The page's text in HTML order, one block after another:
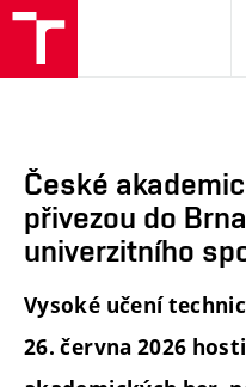
České
přivezou do
univerzitního
Vysoké učení
26. června 2026